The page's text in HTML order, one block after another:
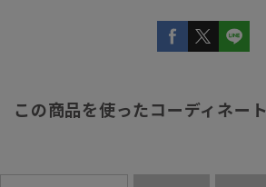
この商品を使ったコーディネート